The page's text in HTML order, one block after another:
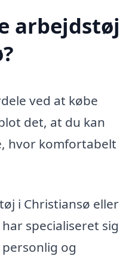
arbejdstøj
ved at købe
det, at du kan
hvor komfortabelt
i Christiansø eller
specialiseret sig
og